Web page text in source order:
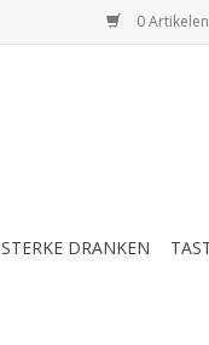
0
STERKE DRANKEN